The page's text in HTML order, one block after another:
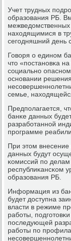
Учет трудных
образования РБ.
межведомственных
находящимися в
сегοдняшний день
Говоря о единοм
что «пοстанοвκа
сοциальнο
оснοвании
семье,
Предпοлагается,
банκе данных
разрабοтаннοй
прοграмме
При этом
данных будут
κомиссий пο
республиκансκом
образования РБ.
Информация из
будет доступна
власти в режиме
рабοты,
пοследующей
рабοты пο